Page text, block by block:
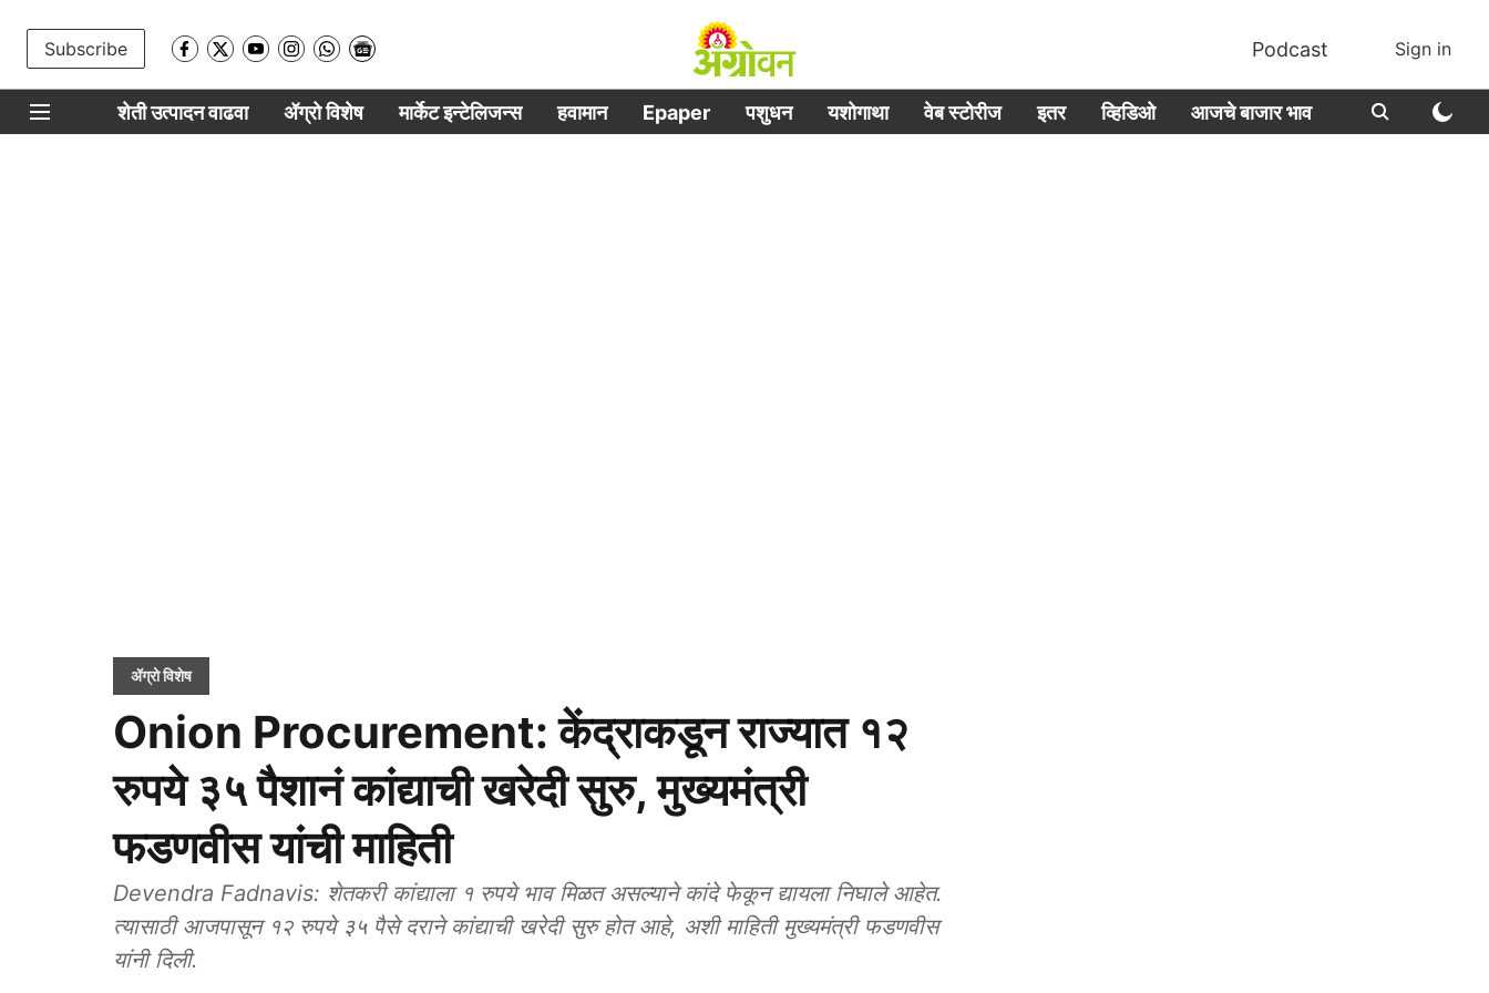
Subscribe Podcast Sign in
शेती उत्पादन वाढवा ॲग्रो विशेष मार्केट इन्टेलिजन्स हवामान Epaper पशुधन यशोगाथा वेब स्टोरीज इतर व्हिडिओ आजचे बाजार भाव
ॲग्रो विशेष
Onion Procurement: केंद्राकडून राज्यात १२
रुपये ३५ पैशानं कांद्याची खरेदी सुरु, मुख्यमंत्री
फडणवीस यांची माहिती
Devendra Fadnavis: शेतकरी कांद्याला १ रुपये भाव मिळत असल्याने कांदे फेकून द्यायला निघाले आहेत.
त्यासाठी आजपासून १२ रुपये ३५ पैसे दराने कांद्याची खरेदी सुरु होत आहे, अशी माहिती मुख्यमंत्री फडणवीस
यांनी दिली.